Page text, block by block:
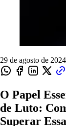
29 de agosto de 2024
O Papel
de Luto:
Superar